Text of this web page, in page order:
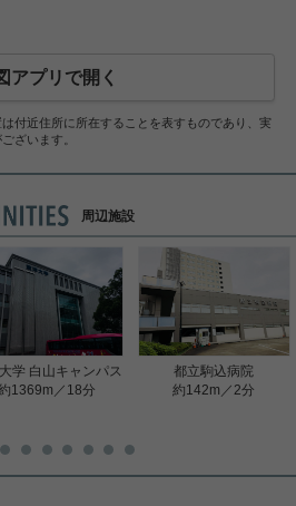
アプリで開く
付近住所に所在することを表すものであり、実
ざいます。
周辺施設
学 白山キャンパス
1369m／18分
都立駒込病院
約142m／2分